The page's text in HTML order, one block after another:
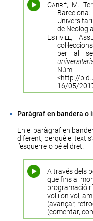
Cabré, M.
de
Estivill,
per al
<http://
16/05/
Paràgraf en bandera o
En el paràgraf en
diferent, perquè el text
l’esquerre o bé el dret.
A través dels
que fins al
programació
vol i on vol,
(avançar,
(comentar,